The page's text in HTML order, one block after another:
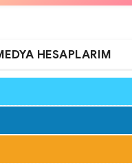
HESAPLARIM